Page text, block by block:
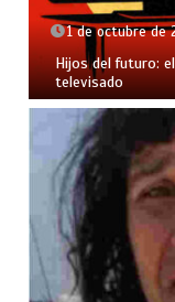
1 de octubre de
Hijos del futuro:
televisado